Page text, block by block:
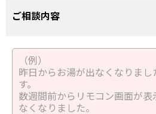
ご相談内容